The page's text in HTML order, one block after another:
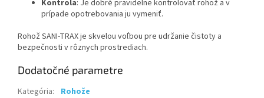
Kontrola: Je dobré pravidelne kontrolovať rohož a v
prípade opotrebovania ju vymeniť.
Rohož SANI-TRAX je skvelou voľbou pre udržanie čistoty a
bezpečnosti v rôznych prostrediach.
Dodatočné parametre
Kategória:
Rohože